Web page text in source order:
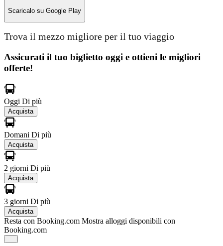
Scaricalo su Google Play
Trova il mezzo migliore per il tuo viaggio
Assicurati il ​​tuo biglietto oggi e ottieni le migliori
offerte!
Oggi Di più
Acquista
Domani Di più
Acquista
2 giorni Di più
Acquista
3 giorni Di più
Acquista
Resta con Booking.com Mostra alloggi disponibili con
Booking.com